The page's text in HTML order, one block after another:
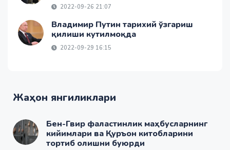
2022-09-26 21:07
Владимир Путин тарихий ўзгариш
қилиши кутилмоқда
2022-09-29 16:15
Жаҳон янгиликлари
Бен-Гвир фаластинлик маҳбусларнинг
кийимлари ва Қуръон китобларини
тортиб олишни буюрди